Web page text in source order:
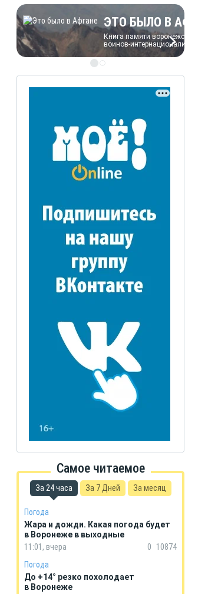
ЭТО БЫЛО В
Книга памяти воронежских
воинов-интернационалистов
ЭТО БЫЛО В
Книга памяти воронежских
воинов-интернационалистов
Самое читаемое
За 24 часа За 7 Дней За месяц
Погода
Жара и дожди. Какая погода будет
в Воронеже в выходные
11:01, вчера
0
10874
Погода
До +14° резко похолодает
в Воронеже